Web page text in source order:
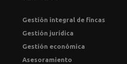
Gestión integral de fincas
Gestión jurídica
Gestión económica
Asesoramiento